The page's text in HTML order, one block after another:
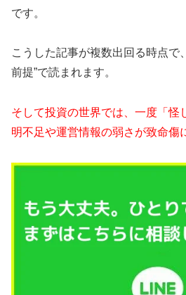
です。
こうした記事が複数出回る時点で
前提”で読まれます。
そして投資の世界では、一度「怪
明不足や運営情報の弱さが致命傷